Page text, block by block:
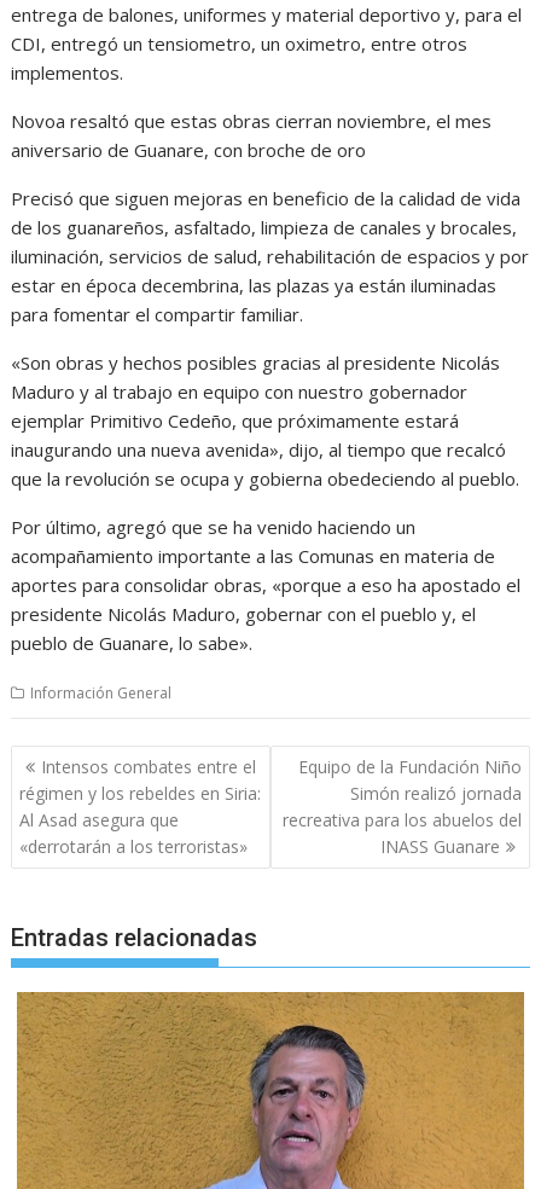
entrega de balones, uniformes y material deportivo y, para el
CDI, entregó un tensiometro, un oximetro, entre otros
implementos.
Novoa resaltó que estas obras cierran noviembre, el mes
aniversario de Guanare, con broche de oro
Precisó que siguen mejoras en beneficio de la calidad de vida
de los guanareños, asfaltado, limpieza de canales y brocales,
iluminación, servicios de salud, rehabilitación de espacios y por
estar en época decembrina, las plazas ya están iluminadas
para fomentar el compartir familiar.
«Son obras y hechos posibles gracias al presidente Nicolás
Maduro y al trabajo en equipo con nuestro gobernador
ejemplar Primitivo Cedeño, que próximamente estará
inaugurando una nueva avenida», dijo, al tiempo que recalcó
que la revolución se ocupa y gobierna obedeciendo al pueblo.
Por último, agregó que se ha venido haciendo un
acompañamiento importante a las Comunas en materia de
aportes para consolidar obras, «porque a eso ha apostado el
presidente Nicolás Maduro, gobernar con el pueblo y, el
pueblo de Guanare, lo sabe».
Información General
Navegación
de
entradas
Intensos combates entre el
régimen y los rebeldes en Siria:
Al Asad asegura que
«derrotarán a los terroristas»
Equipo de la Fundación Niño
Simón realizó jornada
recreativa para los abuelos del
INASS Guanare
Entradas relacionadas